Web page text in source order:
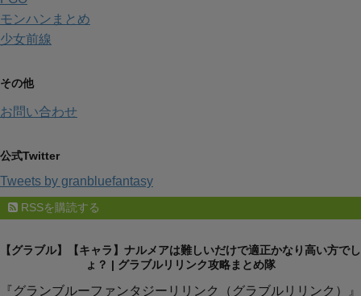
モンハンまとめ
少女前線
その他
お問い合わせ
公式Twitter
Tweets by granbluefantasy
RSSを購読する
【グラブル】【キャラ】ナルメアは難しいだけで適正かなり高い方でし
ょ？ | グラブルリリンク攻略まとめ隊
『グランブルーファンタジーリリンク（グラブルリリンク）』